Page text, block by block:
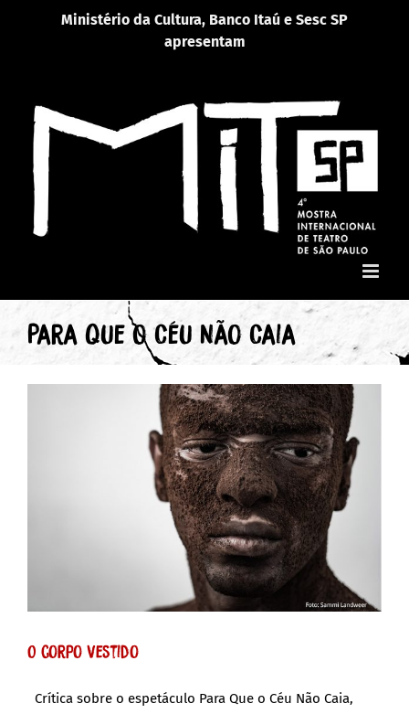
Ministério da Cultura, Banco Itaú e Sesc SP
apresentam
Para Que o Céu Não Caia
O corpo vestido
Crítica sobre o espetáculo Para Que o Céu Não Caia,